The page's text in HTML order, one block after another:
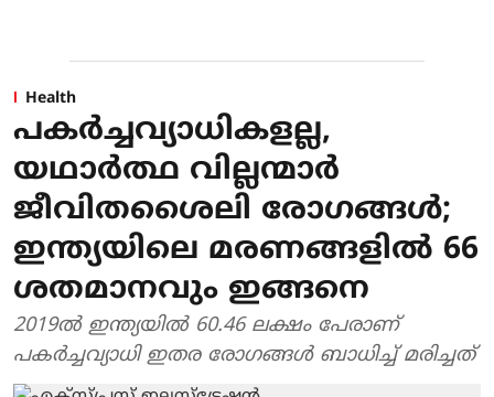
Health
പകർച്ചവ്യാധികളല്ല,
യഥാർത്ഥ വില്ലന്മാർ
ജീവിതശൈലി രോഗങ്ങൾ;
ഇന്ത്യയിലെ മരണങ്ങളിൽ 66
ശതമാനവും ഇങ്ങനെ
2019ൽ ഇന്ത്യയിൽ 60.46 ലക്ഷം പേരാണ്
പകർച്ചവ്യാധി ഇതര രോഗങ്ങൾ ബാധിച്ച് മരിച്ചത്